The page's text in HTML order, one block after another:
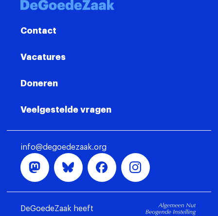
Contact
Vacatures
Doneren
Veelgestelde vragen
info@degoedezaak.org
DeGoedeZaak heeft